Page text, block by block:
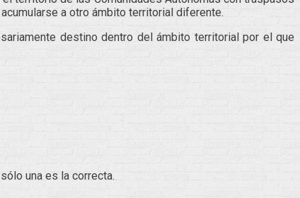
a otro ámbito territorial diferente.
destino dentro del ámbito territorial por el que
una es la correcta.